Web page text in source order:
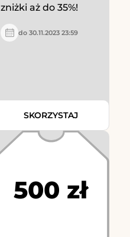
zniżki aż do 35%!
do 30.11.2023 23:59
SKORZYSTAJ
500 zł